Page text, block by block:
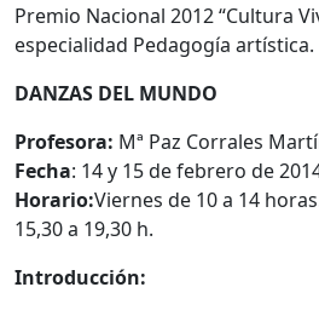
Premio Nacional 2012 “Cultura
especialidad Pedagogía artística.
DANZAS DEL MUNDO
Profesora: Mª Paz Corrales
Fecha: 14 y 15 de febrero de
Horario:Viernes de 10 a 14
15,30 a 19,30 h.
Introducción: